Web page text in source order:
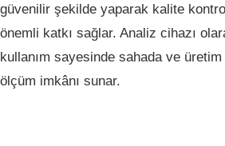
güvenilir şekilde yaparak kalite
önemli katkı sağlar. Analiz cihazı
kullanım sayesinde sahada ve üretim
ölçüm imkânı sunar.